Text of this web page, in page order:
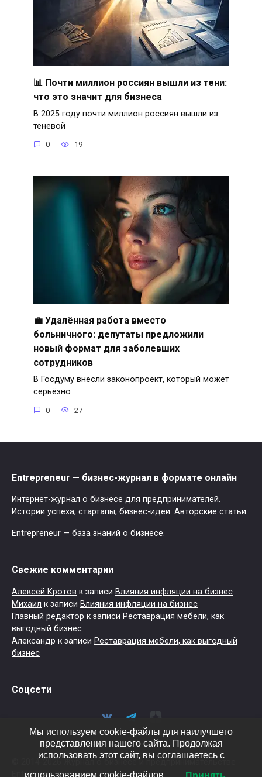
📊 Почти миллион россиян вышли из тени:
что это значит для бизнеса
В 2025 году почти миллион россиян вышли из
теневой
0 19
💼 Удалённая работа вместо
больничного: депутаты предложили
новый формат для заболевших
сотрудников
В Госдуму внесли законопроект, который может
серьёзно
0 27
Entrepreneur — бизнес-журнал в формате онлайн
Интернет-журнал о бизнесе для предпринимателей.
Истории успеха, стартапы, бизнес-идеи. Авторские статьи.
Entrepreneur — база знаний о бизнесе.
Свежие комментарии
Алексей Кротов к записи Влияния инфляции на бизнес
Михаил к записи Влияния инфляции на бизнес
Главный редактор к записи Реставрация мебели, как
выгодный бизнес
Александр к записи Реставрация мебели, как выгодный
бизнес
Соцсети
© 2014-2026 Журнал о бизнесе и предпринимательстве -
Entrepreneur
Мы используем cookie-файлы для наилучшего
представления нашего сайта. Продолжая
использовать этот сайт, вы соглашаетесь с